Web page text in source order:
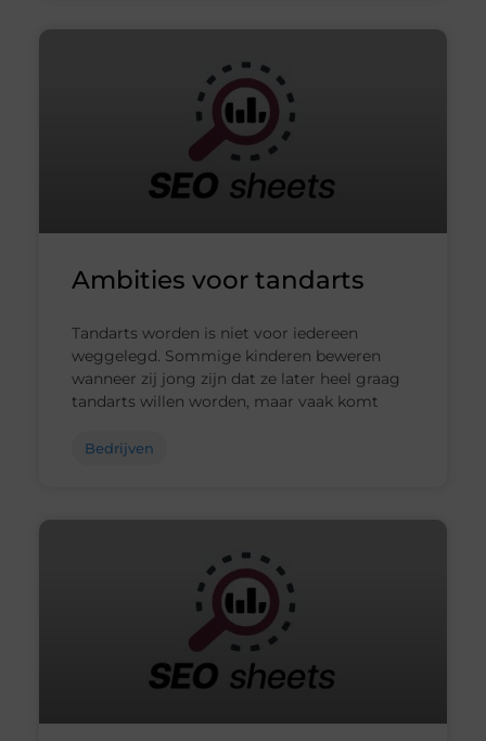
Ambities voor tandarts
Tandarts worden is niet voor iedereen
weggelegd. Sommige kinderen beweren
wanneer zij jong zijn dat ze later heel graag
tandarts willen worden, maar vaak komt
Bedrijven